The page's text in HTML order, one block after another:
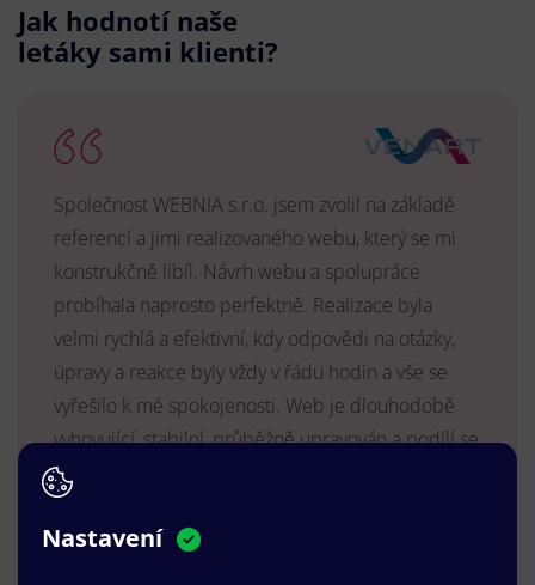
Jak hodnotí naše
letáky sami klienti?
Společnost WEBNIA s.r.o. jsem zvolil na základě
referencí a jimi realizovaného webu, který se mi
konstrukčně libíl. Návrh webu a spolupráce
probíhala naprosto perfektně. Realizace byla
velmi rychlá a efektivní, kdy odpovědi na otázky,
úpravy a reakce byly vždy v řádu hodin a vše se
vyřešilo k mé spokojenosti. Web je dlouhodobě
vyhovující, stabilní, průběžně upravován a podílí se
na pozitivním vnímání naší značky.
MUDr. Radek Vyšohlíd
VENART s.r.o.
Nastavení